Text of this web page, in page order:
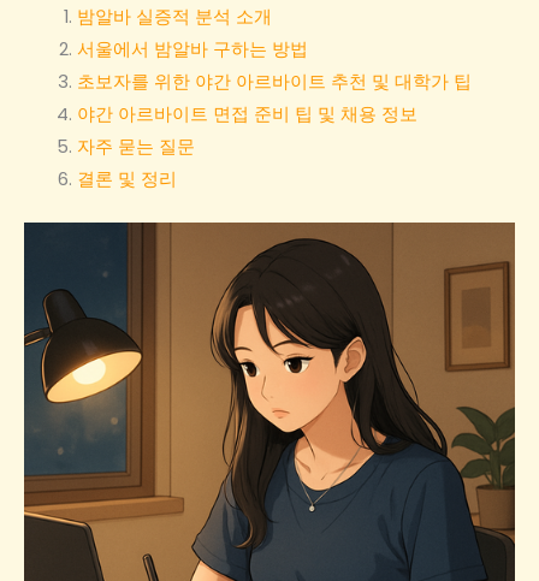
밤알바 실증적 분석 소개
서울에서 밤알바 구하는 방법
초보자를 위한 야간 아르바이트 추천 및 대학가 팁
야간 아르바이트 면접 준비 팁 및 채용 정보
자주 묻는 질문
결론 및 정리